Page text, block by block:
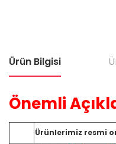
Ürün Bilgisi
Önemli
Ürünlerimiz resmi